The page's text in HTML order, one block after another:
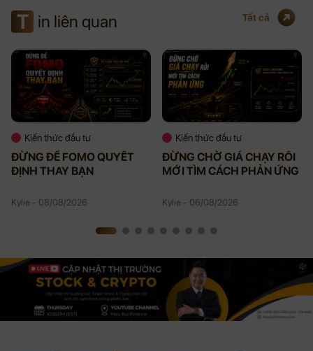
T in liên quan Tất cả
Kiến thức đầu tư
ĐỪNG ĐỂ FOMO QUYẾT
ĐỊNH THAY BẠN
Kylie - 08/08/2026
Kiến thức đầu tư
ĐỪNG CHỜ GIÁ CHẠY RỒI
MỚI TÌM CÁCH PHẢN ỨNG
Kylie - 06/08/2026